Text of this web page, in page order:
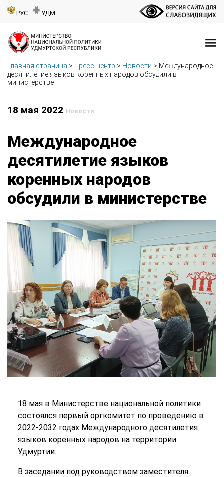
РУС УДМ
Главная страница > Пресс-центр > Новости > Международное
десятилетие языков коренных народов обсудили в
министерстве
18 мая 2022 Новости
Международное
десятилетие языков
коренных народов
обсудили в министерстве
18 мая в Министерстве национальной политики
состоялся первый оргкомитет по проведению в
2022-2032 годах Международного десятилетия
языков коренных народов на территории
Удмуртии.
В заседании под руководством заместителя